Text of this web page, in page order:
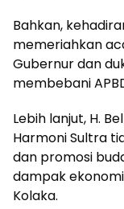
Bahkan,
memeriahkan
Gubernur dan
membebani
Lebih lanjut, H.
Harmoni Sultra
dan promosi
dampak
Kolaka.